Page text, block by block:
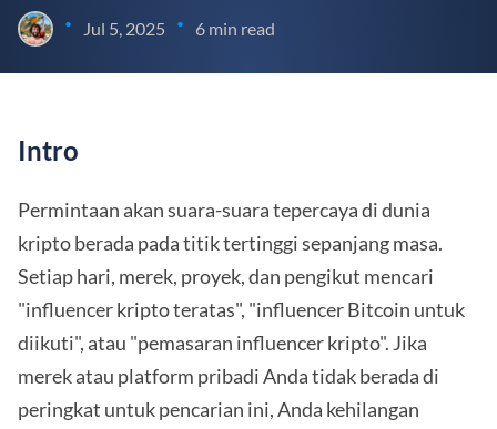
• Jul 5, 2025 • 6 min read
Intro
Permintaan akan suara-suara tepercaya di dunia
kripto berada pada titik tertinggi sepanjang masa.
Setiap hari, merek, proyek, dan pengikut mencari
"influencer kripto teratas", "influencer Bitcoin untuk
diikuti", atau "pemasaran influencer kripto". Jika
merek atau platform pribadi Anda tidak berada di
peringkat untuk pencarian ini, Anda kehilangan